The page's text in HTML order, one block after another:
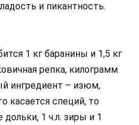
и пикантность.
1 кг баранины и 1,5 кг
репка, килограмм
ингредиент – изюм,
касается специй, то
1 ч.л. зиры и 1